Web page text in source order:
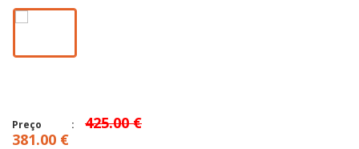
Preço
425.00 €
381.00 €